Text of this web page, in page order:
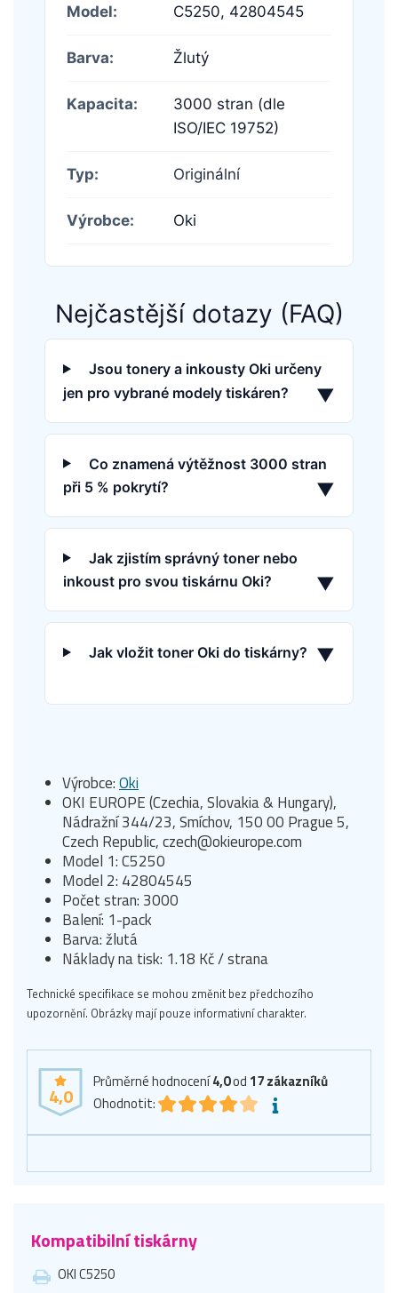
Model: C5250, 42804545
Barva: Žlutý
Kapacita:
3000 stran (dle
ISO/IEC 19752)
Typ: Originální
Výrobce: Oki
Nejčastější dotazy (FAQ)
Jsou tonery a inkousty Oki určeny
jen pro vybrané modely tiskáren?
▼
Co znamená výtěžnost 3000 stran
při 5 % pokrytí?
▼
Jak zjistím správný toner nebo
inkoust pro svou tiskárnu Oki?
▼
Jak vložit toner Oki do tiskárny? ▼
Výrobce:Oki
OKI EUROPE (Czechia, Slovakia & Hungary),
Nádražní 344/23, Smíchov, 150 00 Prague 5,
Czech Republic, czech@okieurope.com
Model 1: C5250
Model 2: 42804545
Počet stran: 3000
Balení: 1-pack
Barva: žlutá
Náklady na tisk: 1.18 Kč / strana
Technické specifikace se mohou změnit bez předchozího
upozornění. Obrázky mají pouze informativní charakter.
4,0
Průměrné hodnocení4,0od 17zákazníků
Ohodnotit:
Kompatibilní tiskárny
OKI C5250